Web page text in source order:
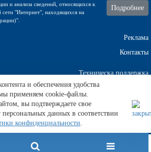
и анализа сведений, относящихся к
сети "Интернет", находящихся на
Подробнее
Реклама
Контакты
Техническа поддержка
бесплатные объявления в иркутске от
и обеспечения удобства
применяем cookie-файлы.
вы подтверждаете свое
персональных данных в соответствии
конфиденциальности.